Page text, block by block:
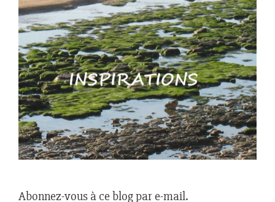
Abonnez-vous à ce blog par e-mail.